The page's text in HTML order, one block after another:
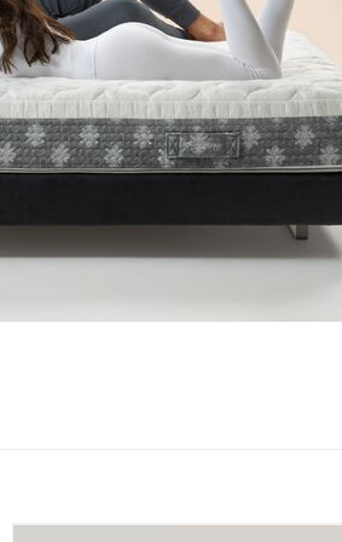
Zdravotné doplňky
Prestieradlá